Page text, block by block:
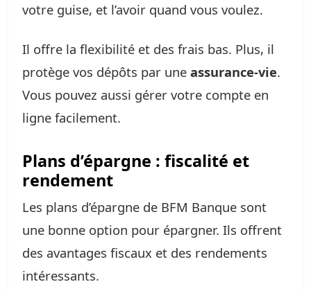
votre guise, et l’avoir quand vous voulez.
Il offre la flexibilité et des frais bas. Plus, il
protège vos dépôts par une assurance-vie.
Vous pouvez aussi gérer votre compte en
ligne facilement.
Plans d’épargne : fiscalité et
rendement
Les plans d’épargne de BFM Banque sont
une bonne option pour épargner. Ils offrent
des avantages fiscaux et des rendements
intéressants.